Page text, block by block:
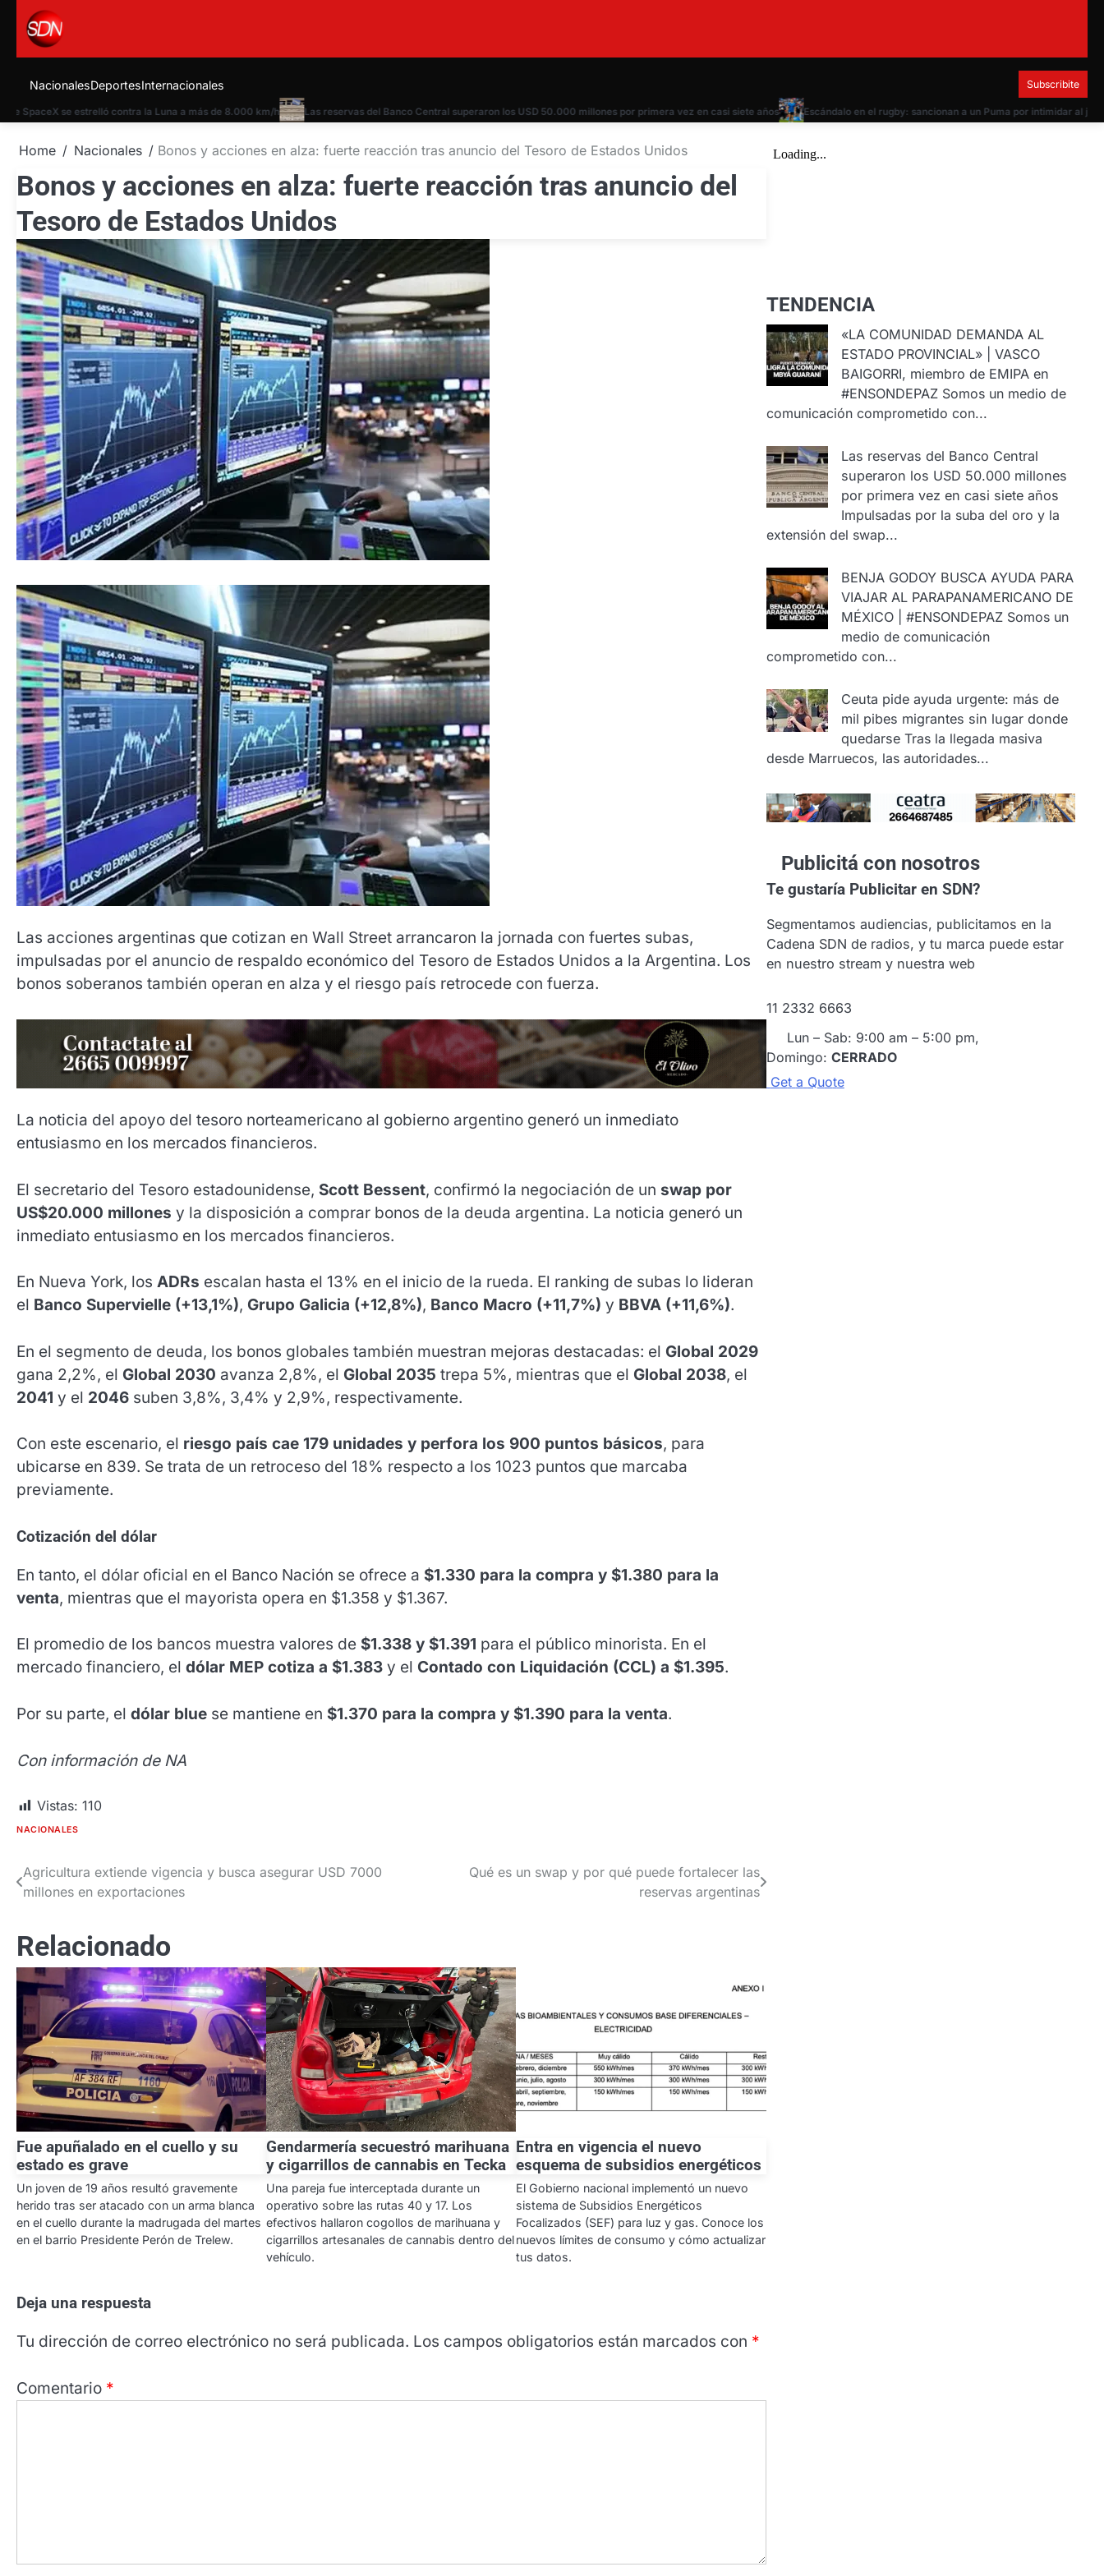
content
NacionalesDeportesInternacionales Subscribite
se estrelló contra la Luna a más de 8.000 km/h Las reservas del Banco Central superaron los USD 50.000 millones por primera vez en casi siete años Escándalo en el rugby: sancionan a un Puma por intimidar al juez
Home Nacionales Bonos y acciones en alza: fuerte reacción tras anuncio del Tesoro de Estados Unidos
Bonos y acciones en alza: fuerte reacción tras anuncio del
Tesoro de Estados Unidos
Las acciones argentinas que cotizan en Wall Street arrancaron la jornada con fuertes subas,
impulsadas por el anuncio de respaldo económico del Tesoro de Estados Unidos a la Argentina. Los
bonos soberanos también operan en alza y el riesgo país retrocede con fuerza.
La noticia del apoyo del tesoro norteamericano al gobierno argentino generó un inmediato
entusiasmo en los mercados financieros.
El secretario del Tesoro estadounidense, Scott Bessent, confirmó la negociación de un swap por
US$20.000 millones y la disposición a comprar bonos de la deuda argentina. La noticia generó un
inmediato entusiasmo en los mercados financieros.
En Nueva York, los ADRs escalan hasta el 13% en el inicio de la rueda. El ranking de subas lo lideran
el Banco Supervielle (+13,1%), Grupo Galicia (+12,8%), Banco Macro (+11,7%) y BBVA (+11,6%).
En el segmento de deuda, los bonos globales también muestran mejoras destacadas: el Global 2029
gana 2,2%, el Global 2030 avanza 2,8%, el Global 2035 trepa 5%, mientras que el Global 2038, el
2041 y el 2046 suben 3,8%, 3,4% y 2,9%, respectivamente.
Con este escenario, el riesgo país cae 179 unidades y perfora los 900 puntos básicos, para
ubicarse en 839. Se trata de un retroceso del 18% respecto a los 1023 puntos que marcaba
previamente.
Cotización del dólar
En tanto, el dólar oficial en el Banco Nación se ofrece a $1.330 para la compra y $1.380 para la
venta, mientras que el mayorista opera en $1.358 y $1.367.
El promedio de los bancos muestra valores de $1.338 y $1.391 para el público minorista. En el
mercado financiero, el dólar MEP cotiza a $1.383 y el Contado con Liquidación (CCL) a $1.395.
Por su parte, el dólar blue se mantiene en $1.370 para la compra y $1.390 para la venta.
Con información de NA
Vistas: 110
NACIONALES
Navegación
entradas
Agricultura extiende vigencia y busca asegurar USD 7000
millones en exportaciones
Qué es un swap y por qué puede fortalecer las
reservas argentinas
Relacionado
Fue apuñalado en el cuello y su
estado es grave
Un joven de 19 años resultó gravemente
herido tras ser atacado con un arma blanca
en el cuello durante la madrugada del martes
en el barrio Presidente Perón de Trelew.
Gendarmería secuestró marihuana
y cigarrillos de cannabis en Tecka
Una pareja fue interceptada durante un
operativo sobre las rutas 40 y 17. Los
efectivos hallaron cogollos de marihuana y
cigarrillos artesanales de cannabis dentro del
vehículo.
Entra en vigencia el nuevo
esquema de subsidios energéticos
El Gobierno nacional implementó un nuevo
sistema de Subsidios Energéticos
Focalizados (SEF) para luz y gas. Conoce los
nuevos límites de consumo y cómo actualizar
tus datos.
Deja una respuesta
Tu dirección de correo electrónico no será publicada. Los campos obligatorios están marcados con *
Comentario *
TENDENCIA
«LA COMUNIDAD DEMANDA AL
ESTADO PROVINCIAL» | VASCO
BAIGORRI, miembro de EMIPA en
#ENSONDEPAZ Somos un medio de
comunicación comprometido con...
Las reservas del Banco Central
superaron los USD 50.000 millones
por primera vez en casi siete años
Impulsadas por la suba del oro y la
extensión del swap...
BENJA GODOY BUSCA AYUDA PARA
VIAJAR AL PARAPANAMERICANO DE
MÉXICO | #ENSONDEPAZ Somos un
medio de comunicación
comprometido con...
Ceuta pide ayuda urgente: más de
mil pibes migrantes sin lugar donde
quedarse Tras la llegada masiva
desde Marruecos, las autoridades...
Publicitá con nosotros
Te gustaríaPublicitar en SDN?
Segmentamos audiencias, publicitamos en la
Cadena SDN de radios, y tu marca puede estar
en nuestro stream y nuestra web
11 2332 6663
Lun – Sab: 9:00 am – 5:00 pm,
Domingo: CERRADO
Get a Quote